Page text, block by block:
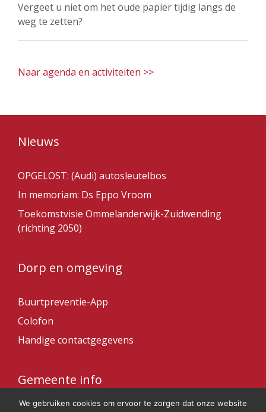
Vergeet u niet om het oude papier tijdig langs de
weg te zetten?
Naar agenda en activiteiten >>
Nieuws
OPGELOST: (Audi) autosleutelbos
In memoriam: Ds Eppo Vroom
Toekomstvisie Ommelanderwijk-Zuidwending
(richting 2050)
Dorp en omgeving
Buurtpreventie-App
Colofon
Handige contactgegevens
Gemeente info
We gebruiken cookies om ervoor te zorgen dat onze website